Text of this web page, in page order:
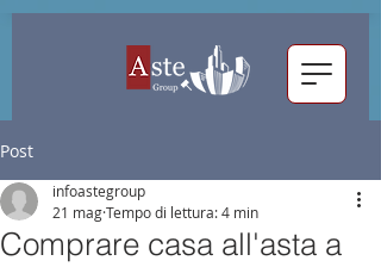
Post
Comprare casa all'asta a
infoastegroup
21 magTempo di lettura: 4 min